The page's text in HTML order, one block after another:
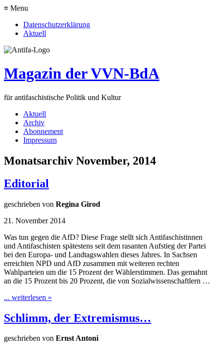
≡ Menu
Datenschutzerklärung
Aktuell
Magazin der VVN-BdA
für antifaschistische Politik und Kultur
Aktuell
Archiv
Abonnement
Impressum
Monatsarchiv November, 2014
Editorial
geschrieben von Regina Girod
21. November 2014
Was tun gegen die AfD? Diese Frage stellt sich Antifaschistinnen
und Antifaschisten spätestens seit dem rasanten Aufstieg der Partei
bei den Europa- und Landtagswahlen dieses Jahres. In Sachsen
erreichten NPD und AfD zusammen mit weiteren rechten
Wahlparteien um die 15 Prozent der Wählerstimmen. Das gemahnt
an die 15 Prozent bis 20 Prozent, die von Sozialwissenschaftlern …
... weiterlesen »
Schlimm, der Extremismus…
geschrieben von Ernst Antoni